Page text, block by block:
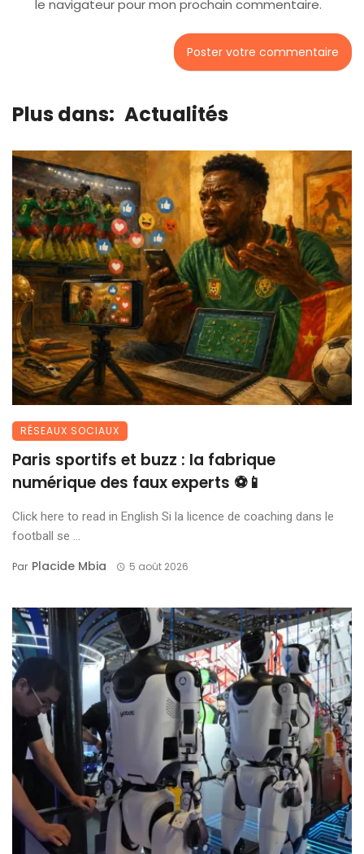
le navigateur pour mon prochain commentaire.
Plus dans: Actualités
RÉSEAUX SOCIAUX
Paris sportifs et buzz : la fabrique
numérique des faux experts ⚽📱
Click here to read in English Si la licence de coaching dans le
football se ...
Par Placide Mbia 5 août 2026